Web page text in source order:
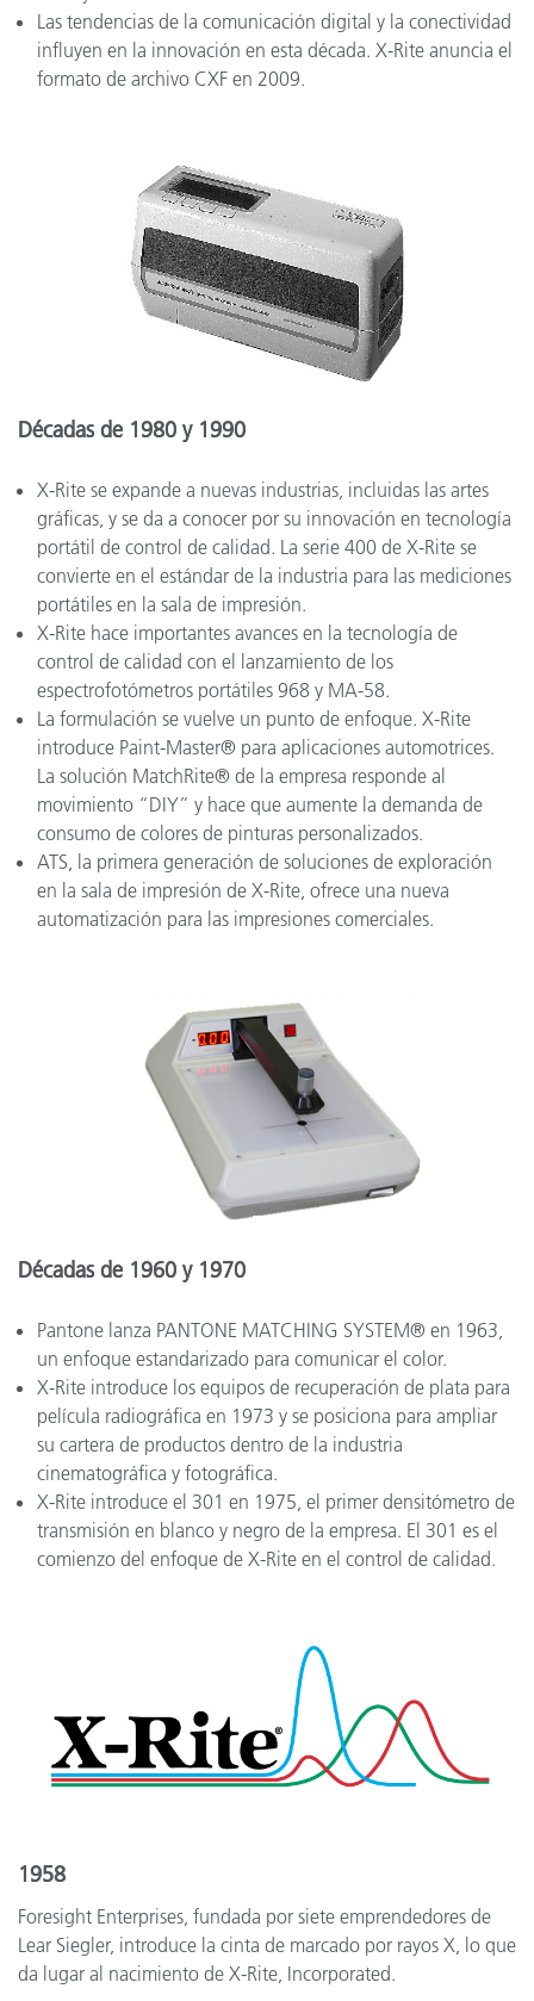
Las tendencias de la comunicación digital y la conectividad
influyen en la innovación en esta década. X-Rite anuncia el
formato de archivo CXF en 2009.
Décadas de 1980 y 1990
X-Rite se expande a nuevas industrias, incluidas las artes
gráficas, y se da a conocer por su innovación en tecnología
portátil de control de calidad. La serie 400 de X-Rite se
convierte en el estándar de la industria para las mediciones
portátiles en la sala de impresión.
X-Rite hace importantes avances en la tecnología de
control de calidad con el lanzamiento de los
espectrofotómetros portátiles 968 y MA-58.
La formulación se vuelve un punto de enfoque. X-Rite
introduce Paint-Master® para aplicaciones automotrices.
La solución MatchRite® de la empresa responde al
movimiento “DIY” y hace que aumente la demanda de
consumo de colores de pinturas personalizados.
ATS, la primera generación de soluciones de exploración
en la sala de impresión de X-Rite, ofrece una nueva
automatización para las impresiones comerciales.
Décadas de 1960 y 1970
Pantone lanza PANTONE MATCHING SYSTEM® en 1963,
un enfoque estandarizado para comunicar el color.
X-Rite introduce los equipos de recuperación de plata para
película radiográfica en 1973 y se posiciona para ampliar
su cartera de productos dentro de la industria
cinematográfica y fotográfica.
X-Rite introduce el 301 en 1975, el primer densitómetro de
transmisión en blanco y negro de la empresa. El 301 es el
comienzo del enfoque de X-Rite en el control de calidad.
1958
Foresight Enterprises, fundada por siete emprendedores de
Lear Siegler, introduce la cinta de marcado por rayos X, lo que
da lugar al nacimiento de X-Rite, Incorporated.